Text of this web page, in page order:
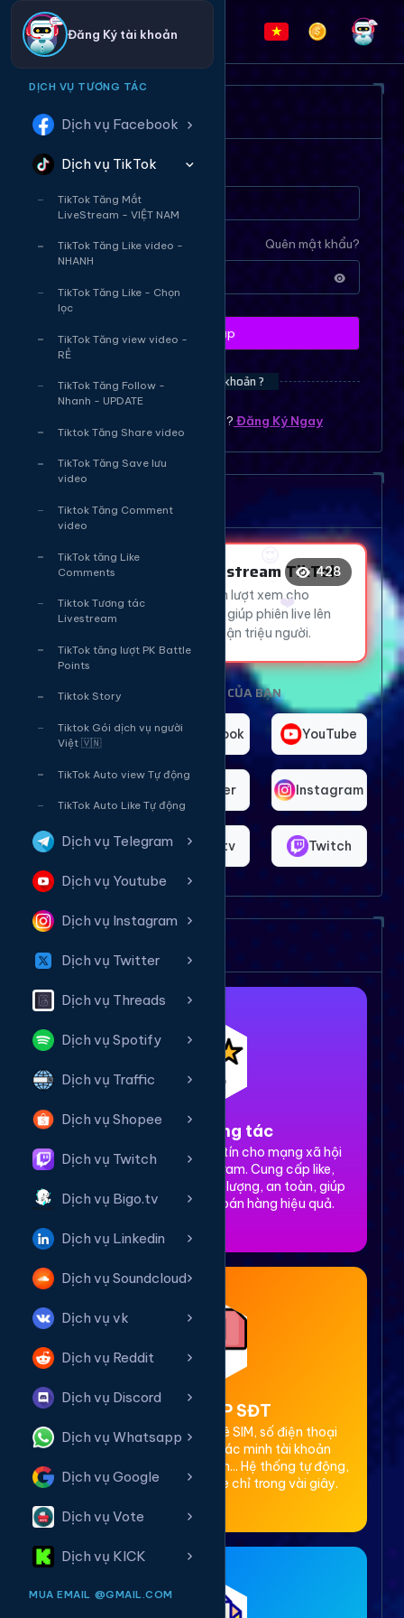
Đăng Ký tài khoản
DỊCH VỤ TƯƠNG TÁC
Dịch vụ Facebook
Dịch vụ TikTok
TikTok Tăng Mắt
LiveStream - VIỆT NAM
TikTok Tăng Like video -
NHANH
TikTok Tăng Like - Chọn
lọc
TikTok Tăng view video -
RẺ
TikTok Tăng Follow -
Nhanh - UPDATE
Tiktok Tăng Share video
TikTok Tăng Save lưu
video
Tiktok Tăng Comment
video
TikTok tăng Like
Comments
Tiktok Tương tác
Livestream
TikTok tăng lượt PK Battle
Points
Tiktok Story
Tiktok Gói dịch vụ người
Việt 🇻🇳
TikTok Auto view Tự động
TikTok Auto Like Tự động
Dịch vụ Telegram
Dịch vụ Youtube
Dịch vụ Instagram
Dịch vụ Twitter
Dịch vụ Threads
Dịch vụ Spotify
Dịch vụ Traffic
Dịch vụ Shopee
Dịch vụ Twitch
Dịch vụ Bigo.tv
Dịch vụ Linkedin
Dịch vụ Soundcloud
Dịch vụ vk
Dịch vụ Reddit
Dịch vụ Discord
Dịch vụ Whatsapp
Dịch vụ Google
Dịch vụ Vote
Dịch vụ KICK
MUA EMAIL @GMAIL.COM
ĐĂNG NHẬP HỆ THỐNG
Tên tài khoản
Quên mật khẩu?
Mật khẩu
Đăng nhập
Bạn chưa có tài khoản ?
Bạn chưa có tài khoản ? ? Đăng Ký Ngay
Tăng Mắt Livestream TikTok
Thu hút hàng ngàn lượt xem cho
livestream TikTok, giúp phiên live lên
xu hướng và tiếp cận triệu người.
428
😂
🔥
😍
❤️
CHỌN NỀN TẢNG CỦA BẠN
TikTok Facebook YouTube
Twitter Instagram
Shopee Bigo.tv Twitch
1. Tăng tương tác
Dịch vụ tăng tương tác uy tín cho mạng xã hội
Facebook, TikTok, Instagram. Cung cấp like,
share, comment, view chất lượng, an toàn, giúp
xây dựng thương hiệu và bán hàng hiệu quả.
2. Thuê OTP SĐT
Cung cấp dịch vụ cho thuê SIM, số điện thoại
(SĐT) để nhận mã OTP xác minh tài khoản
Facebook, Google, Telegram... Hệ thống tự động,
bảo mật, giá rẻ, nhận code chỉ trong vài giây.